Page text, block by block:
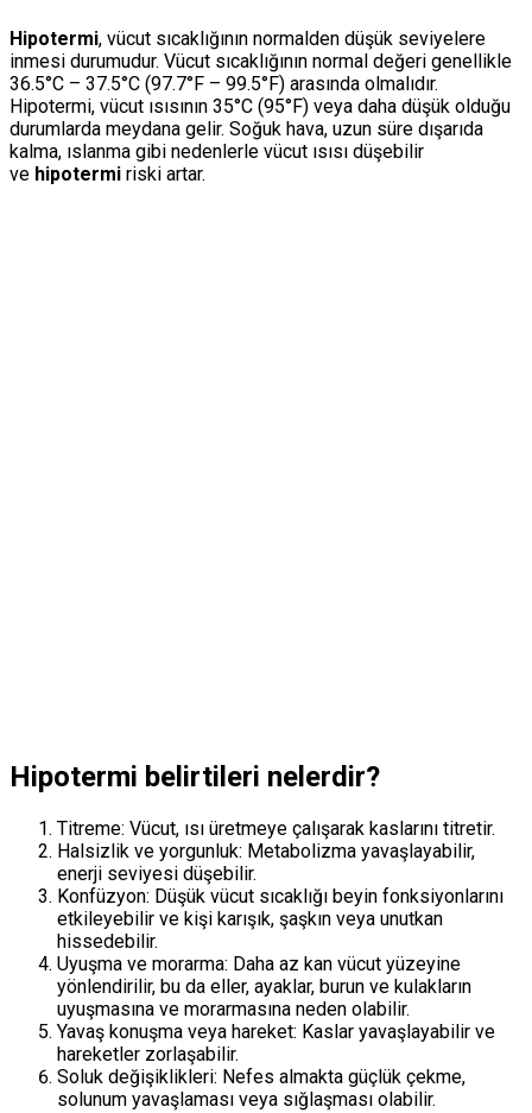
Hipotermi, vücut sıcaklığının normalden düşük seviyelere
inmesi durumudur. Vücut sıcaklığının normal değeri genellikle
36.5°C – 37.5°C (97.7°F – 99.5°F) arasında olmalıdır.
Hipotermi, vücut ısısının 35°C (95°F) veya daha düşük olduğu
durumlarda meydana gelir. Soğuk hava, uzun süre dışarıda
kalma, ıslanma gibi nedenlerle vücut ısısı düşebilir
ve hipotermi riski artar.
Hipotermi belirtileri nelerdir?
Titreme: Vücut, ısı üretmeye çalışarak kaslarını titretir.
Halsizlik ve yorgunluk: Metabolizma yavaşlayabilir,
enerji seviyesi düşebilir.
Konfüzyon: Düşük vücut sıcaklığı beyin fonksiyonlarını
etkileyebilir ve kişi karışık, şaşkın veya unutkan
hissedebilir.
Uyuşma ve morarma: Daha az kan vücut yüzeyine
yönlendirilir, bu da eller, ayaklar, burun ve kulakların
uyuşmasına ve morarmasına neden olabilir.
Yavaş konuşma veya hareket: Kaslar yavaşlayabilir ve
hareketler zorlaşabilir.
Soluk değişiklikleri: Nefes almakta güçlük çekme,
solunum yavaşlaması veya sığlaşması olabilir.